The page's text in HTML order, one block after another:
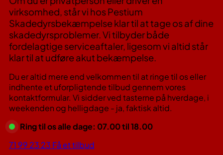
virksomhed, står vi hos Pestium
Skadedyrsbekæmpelse klar til at tage os af dine
skadedyrsproblemer. Vi tilbyder både
fordelagtige serviceaftaler, ligesom vi altid står
klar til at udføre akut bekæmpelse.
Du er altid mere end velkommen til at ringe til os eller
indhente et uforpligtende tilbud gennem vores
kontaktformular. Vi sidder ved tasterne på hverdage, i
weekenden og helligdage - ja, faktisk altid.
Ring til os alle dage: 07.00 til 18.00
71 99 23 23 Få et tilbud